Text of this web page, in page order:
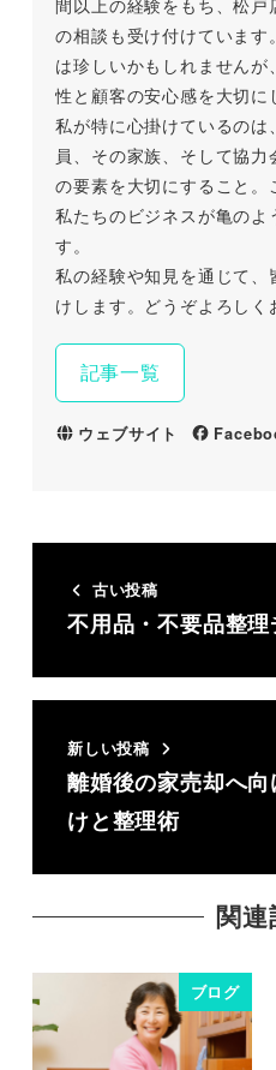
の相談も受け付けていま
は珍しいかもしれません
性と顧客の安心感を大切に
私が特に心掛けているの
員、その家族、そして協
の要素を大切にすること。
私たちのビジネスが亀のよ
す。
私の経験や知見を通じて
けします。どうぞよろしく
記事一覧
ウェブサイト
古い投稿
不用品・不要品整
新しい投稿
離婚後の家売却へ
けと整理術
関連
ブログ